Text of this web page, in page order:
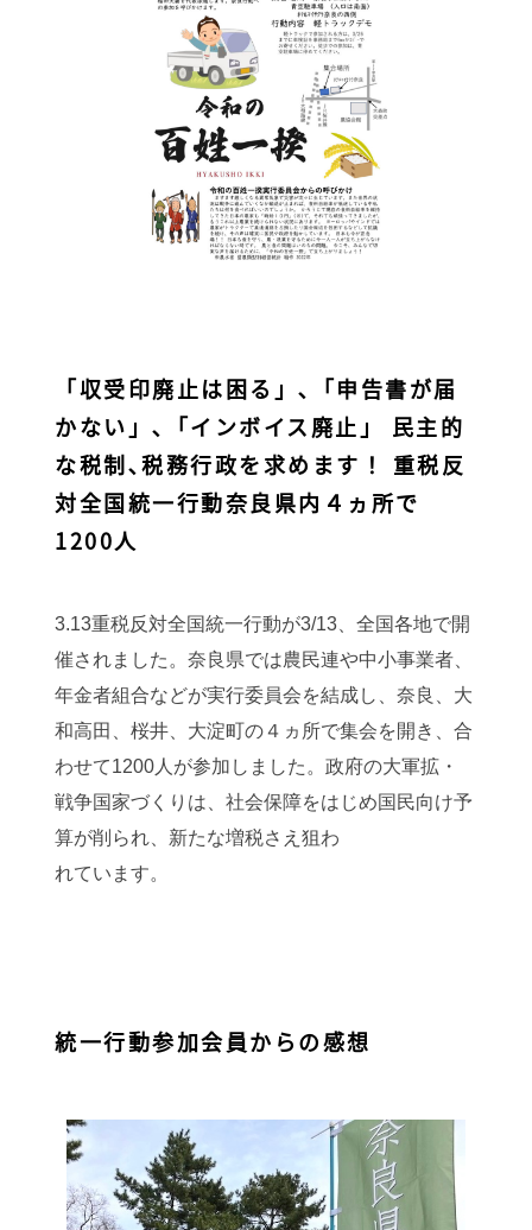
「収受印廃止は困る」､「申告書が届
かない」､「インボイス廃止」 民主的
な税制､税務行政を求めます！ 重税反
対全国統一行動奈良県内４ヵ所で
1200人
3.13重税反対全国統一行動が3/13、全国各地で開
催されました。奈良県では農民連や中小事業者、
年金者組合などが実行委員会を結成し、奈良、大
和高田、桜井、大淀町の４ヵ所で集会を開き、合
わせて1200人が参加しました。政府の大軍拡・
戦争国家づくりは、社会保障をはじめ国民向け予
算が削られ、新たな増税さえ狙わ
れています。
統一行動参加会員からの感想